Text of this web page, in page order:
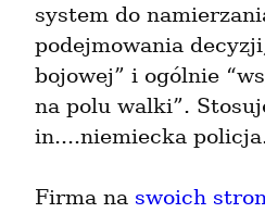
system do
podejmowania
bojowej” i ogólnie
na polu walki”.
in....niemiecka
Firma na swoich